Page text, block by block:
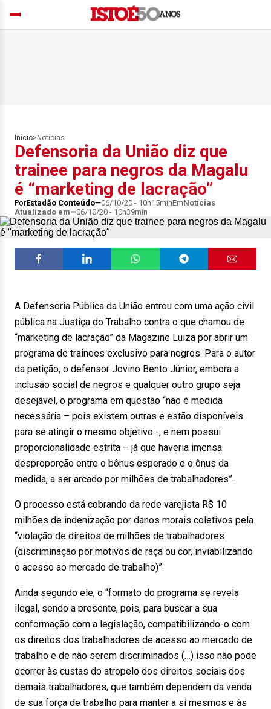
Início> Notícias
Defensoria da União diz que
trainee para negros da Magalu
é “marketing de lacração”
PorEstadão Conteúdo 06/10/20 - 10h15minEmNotícias
Atualizado em
06/10/20 - 10h39min
A Defensoria Pública da União entrou com uma ação civil
pública na Justiça do Trabalho contra o que chamou de
“marketing de lacração” da Magazine Luiza por abrir um
programa de trainees exclusivo para negros. Para o autor
da petição, o defensor Jovino Bento Júnior, embora a
inclusão social de negros e qualquer outro grupo seja
desejável, o programa em questão “não é medida
necessária – pois existem outras e estão disponíveis
para se atingir o mesmo objetivo -, e nem possui
proporcionalidade estrita – já que haveria imensa
desproporção entre o bônus esperado e o ônus da
medida, a ser arcado por milhões de trabalhadores”.
O processo está cobrando da rede varejista R$ 10
milhões de indenização por danos morais coletivos pela
“violação de direitos de milhões de trabalhadores
(discriminação por motivos de raça ou cor, inviabilizando
o acesso ao mercado de trabalho)”.
Ainda segundo ele, o “formato do programa se revela
ilegal, sendo a presente, pois, para buscar a sua
conformação com a legislação, compatibilizando-o com
os direitos dos trabalhadores de acesso ao mercado de
trabalho e de não serem discriminados (…) isso não pode
ocorrer às custas do atropelo dos direitos sociais dos
demais trabalhadores, que também dependem da venda
de sua força de trabalho para manter a si mesmos e às